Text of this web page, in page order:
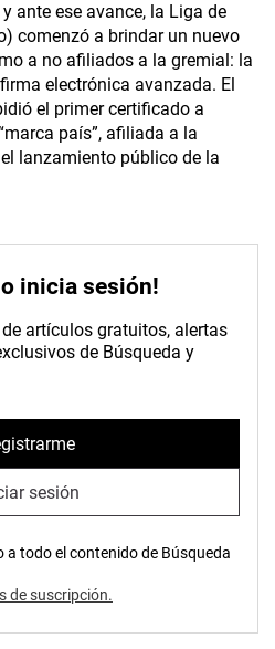
ante ese avance, la Liga de
comenzó a brindar un nuevo
a no afiliados a la gremial: la
electrónica avanzada. El
el primer certificado a
país”, afiliada a la
lanzamiento público de la
inicia sesión!
artículos gratuitos, alertas
de Búsqueda y
sesión
todo el contenido de Búsqueda
de suscripción.